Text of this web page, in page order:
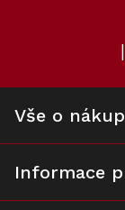
Výsuvný
par MIELE
6880
Ambient
černá
74 391 Kč
Detail
záruka na
K
3 990 Kč
Do
Vše o
Informace